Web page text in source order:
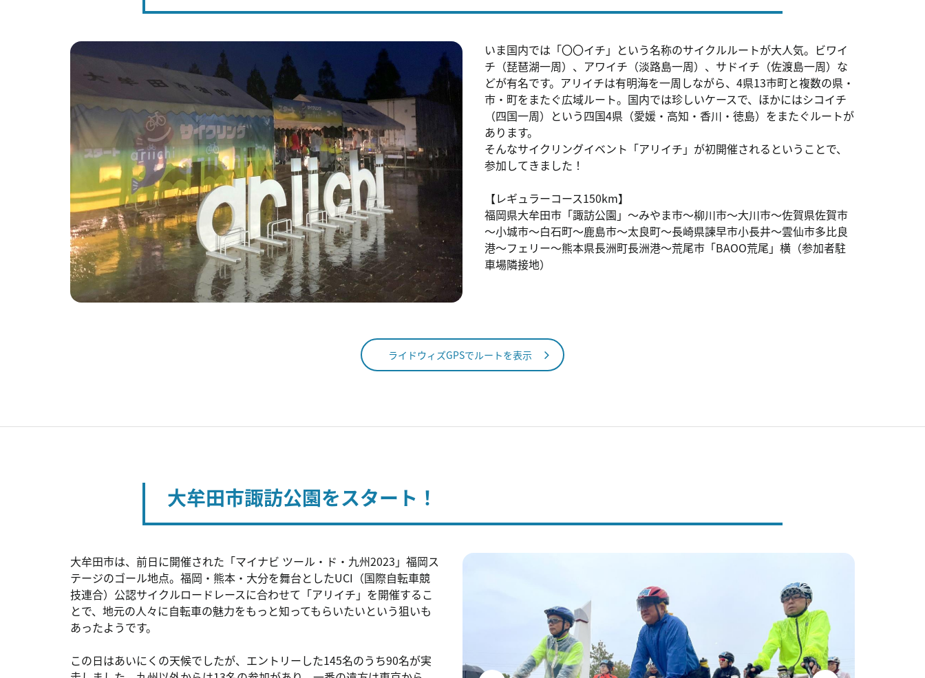
いま国内では「〇〇イチ」という名称のサイクルルートが大人気。ビワイ
チ（琵琶湖一周）、アワイチ（淡路島一周）、サドイチ（佐渡島一周）な
どが有名です。アリイチは有明海を一周しながら、4県13市町と複数の県・
市・町をまたぐ広域ルート。国内では珍しいケースで、ほかにはシコイチ
（四国一周）という四国4県（愛媛・高知・香川・徳島）をまたぐルートが
あります。
そんなサイクリングイベント「アリイチ」が初開催されるということで、
参加してきました！
【レギュラーコース150km】
福岡県大牟田市「諏訪公園」～みやま市～柳川市～大川市～佐賀県佐賀市
～小城市～白石町～鹿島市～太良町～長崎県諫早市小長井～雲仙市多比良
港～フェリー～熊本県長洲町長洲港～荒尾市「BAOO荒尾」横（参加者駐
車場隣接地）
ライドウィズGPSでルートを表示
大牟田市諏訪公園をスタート！
大牟田市は、前日に開催された「マイナビ ツール・ド・九州2023」福岡ス
テージのゴール地点。福岡・熊本・大分を舞台としたUCI（国際自転車競
技連合）公認サイクルロードレースに合わせて「アリイチ」を開催するこ
とで、地元の人々に自転車の魅力をもっと知ってもらいたいという狙いも
あったようです。
この日はあいにくの天候でしたが、エントリーした145名のうち90名が実